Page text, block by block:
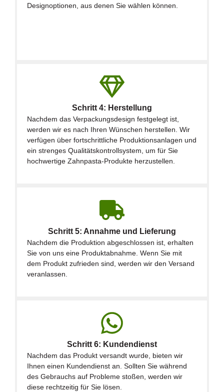
Designoptionen, aus denen Sie wählen können.
Schritt 4: Herstellung
Nachdem das Verpackungsdesign festgelegt ist,
werden wir es nach Ihren Wünschen herstellen. Wir
verfügen über fortschrittliche Produktionsanlagen und
ein strenges Qualitätskontrollsystem, um für Sie
hochwertige Zahnpasta-Produkte herzustellen.
Schritt 5: Annahme und Lieferung
Nachdem die Produktion abgeschlossen ist, erhalten
Sie von uns eine Produktabnahme. Wenn Sie mit
dem Produkt zufrieden sind, werden wir den Versand
veranlassen.
Schritt 6: Kundendienst
Nachdem das Produkt versandt wurde, bieten wir
Ihnen einen Kundendienst an. Sollten Sie während
des Gebrauchs auf Probleme stoßen, werden wir
diese rechtzeitig für Sie lösen.